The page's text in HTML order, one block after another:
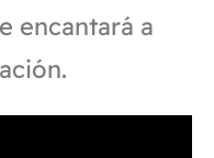
encantará a